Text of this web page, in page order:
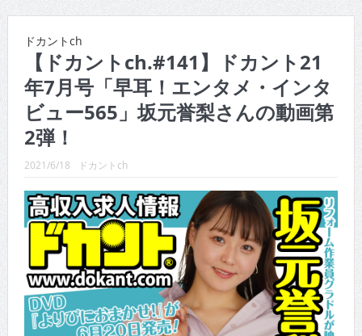
CINEMA×STYLE 290号
CINEMA×STYLE 289号
CINEMA×STYLE 288号
CINEMA×STYLE 287号
CINEMA×STYLE 286号
CINEMA×STYLE 285号
CINEMA×STYLE 294号
ドカントch
【ドカントch.#141】ドカント21
年7月号「早耳！エンタメ・インタ
ビュー565」坂元誉梨さんの動画第
2弾！
2021/6/18 ドカントch